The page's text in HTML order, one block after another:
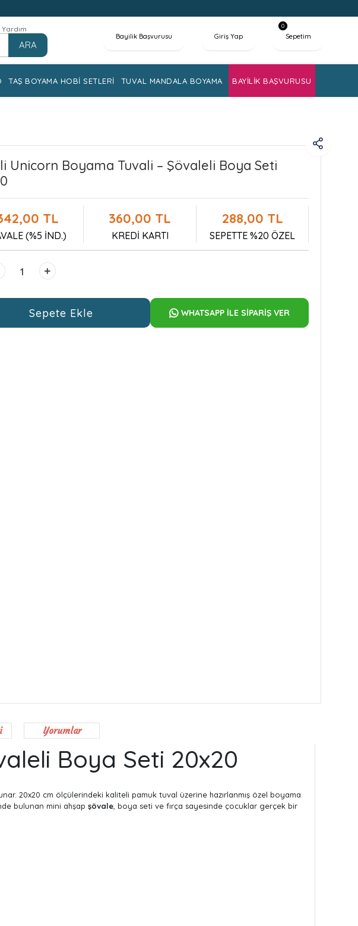
Yardım
ARA
Bayilik Başvurusu Giriş Yap Sepetim
0
TAŞ BOYAMA HOBİ SETLERİ TUVAL MANDALA BOYAMA BAYİLİK BAŞVURUSU
Unicorn Boyama Tuvali – Şövaleli Boya Seti
TL
(%5 İND.)
360,00 TL
KREDİ KARTI
288,00 TL
SEPETTE %20 ÖZEL
Sepete Ekle WHATSAPP İLE SİPARİŞ VER
Yorumlar
Boya Seti 20x20
20x20 cm ölçülerindeki kaliteli pamuk tuval üzerine hazırlanmış özel boyama
bulunan mini ahşap şövale , boya seti ve fırça sayesinde çocuklar gerçek bir